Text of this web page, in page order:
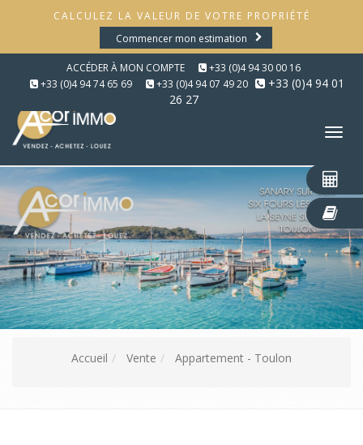
CALCULEZ LA VALEUR DE VOTRE PROPRIÉTÉ
Commencer mon estimation
ACCÉDER À MON COMPTE
+33 (0)4 94 30 00 16
+33 (0)4 94 74 65 69
+33 (0)4 94 07 49 20
+33 (0)4 94 01
26 27
Accueil Vente Appartement - Toulon